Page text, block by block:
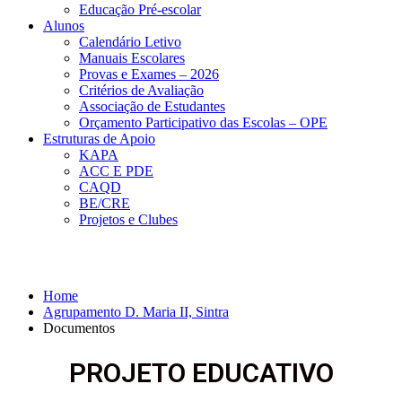
Educação Pré-escolar
Alunos
Calendário Letivo
Manuais Escolares
Provas e Exames – 2026
Critérios de Avaliação
Associação de Estudantes
Orçamento Participativo das Escolas – OPE
Estruturas de Apoio
KAPA
ACC E PDE
CAQD
BE/CRE
Projetos e Clubes
Home
Agrupamento D. Maria II, Sintra
Documentos
PROJETO EDUCATIVO